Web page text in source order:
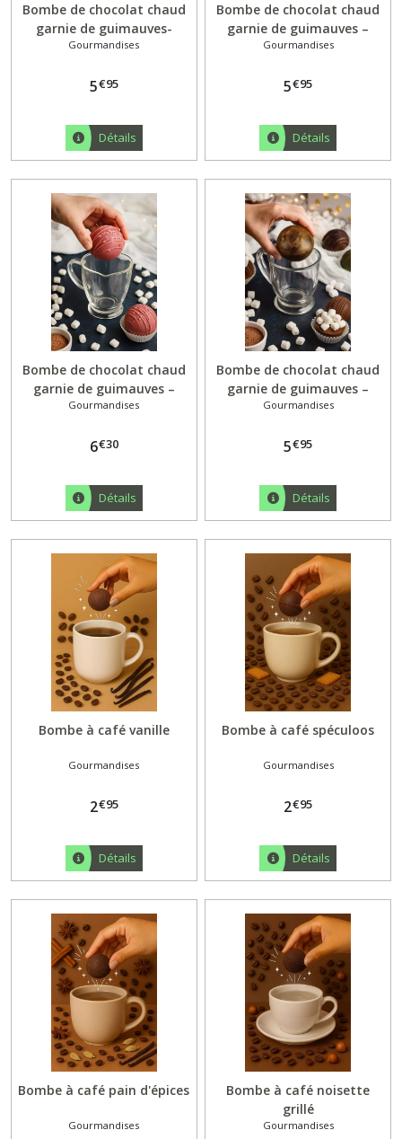
Bombe de chocolat chaud
garnie de guimauves-
dulcey
Gourmandises
5€95
Détails
Bombe de chocolat chaud
garnie de guimauves –
Saveur Caramel
Gourmandises
5€95
Détails
Bombe de chocolat chaud
garnie de guimauves –
Chocolat Ruby
Gourmandises
6€30
Détails
Bombe de chocolat chaud
garnie de guimauves –
Chocolat Noir 70 %
Gourmandises
5€95
Détails
Bombe à café vanille
Gourmandises
2€95
Détails
Bombe à café spéculoos
Gourmandises
2€95
Détails
Bombe à café pain d'épices
Gourmandises
Bombe à café noisette
grillé
Gourmandises